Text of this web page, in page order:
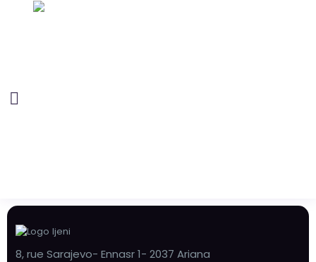
8, rue Sarajevo- Ennasr 1- 2037 Ariana